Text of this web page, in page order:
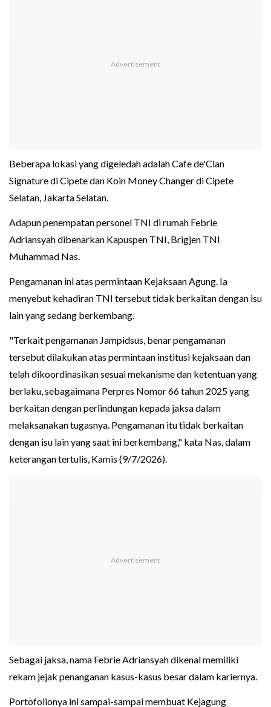
Beberapa lokasi yang digeledah adalah Cafe de'Clan
Signature di Cipete dan Koin Money Changer di Cipete
Selatan, Jakarta Selatan.
Adapun penempatan personel TNI di rumah Febrie
Adriansyah dibenarkan Kapuspen TNI, Brigjen TNI
Muhammad Nas.
Pengamanan ini atas permintaan Kejaksaan Agung. Ia
menyebut kehadiran TNI tersebut tidak berkaitan dengan isu
lain yang sedang berkembang.
"Terkait pengamanan Jampidsus, benar pengamanan
tersebut dilakukan atas permintaan institusi kejaksaan dan
telah dikoordinasikan sesuai mekanisme dan ketentuan yang
berlaku, sebagaimana Perpres Nomor 66 tahun 2025 yang
berkaitan dengan perlindungan kepada jaksa dalam
melaksanakan tugasnya. Pengamanan itu tidak berkaitan
dengan isu lain yang saat ini berkembang," kata Nas, dalam
keterangan tertulis, Kamis (9/7/2026).
Sebagai jaksa, nama Febrie Adriansyah dikenal memiliki
rekam jejak penanganan kasus-kasus besar dalam kariernya.
Portofolionya ini sampai-sampai membuat Kejagung